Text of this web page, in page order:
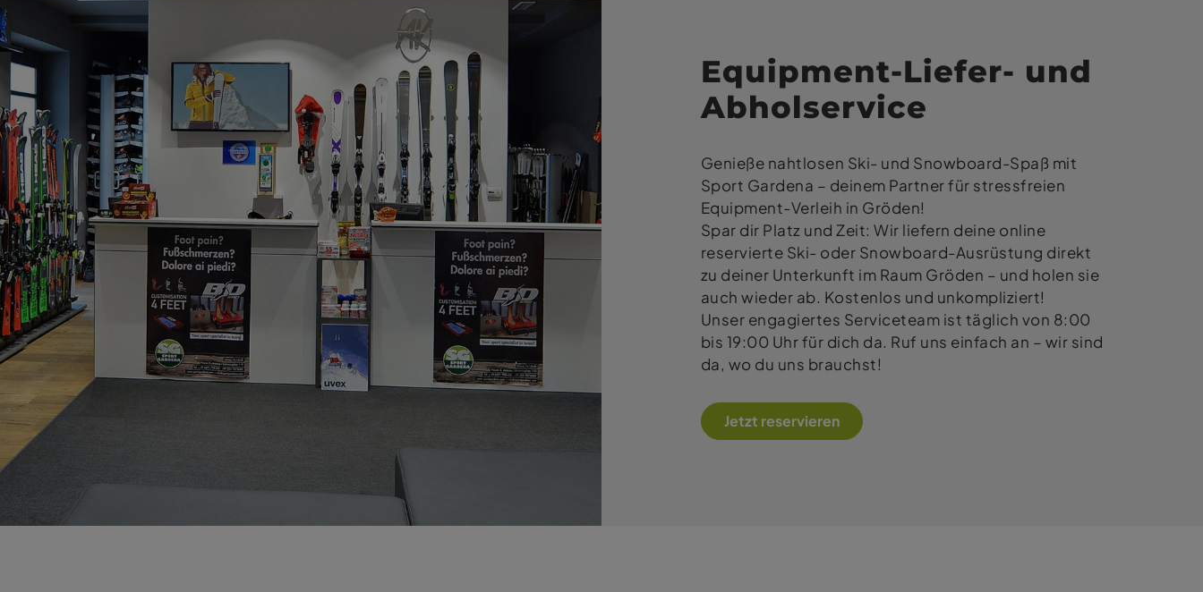
Equipment-Liefer- und
Abholservice
Genieße nahtlosen Ski- und Snowboard-Spaß mit
Sport Gardena – deinem Partner für stressfreien
Equipment-Verleih in Gröden!
Spar dir Platz und Zeit: Wir liefern deine online
reservierte Ski- oder Snowboard-Ausrüstung direkt
zu deiner Unterkunft im Raum Gröden – und holen sie
auch wieder ab. Kostenlos und unkompliziert!
Unser engagiertes Serviceteam ist täglich von 8:00
bis 19:00 Uhr für dich da. Ruf uns einfach an – wir sind
da, wo du uns brauchst!
Jetzt reservieren